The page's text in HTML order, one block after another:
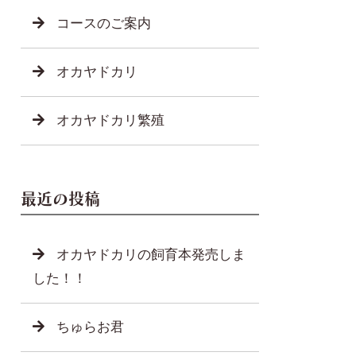
コースのご案内
オカヤドカリ
オカヤドカリ繁殖
最近の投稿
オカヤドカリの飼育本発売しま
した！！
ちゅらお君